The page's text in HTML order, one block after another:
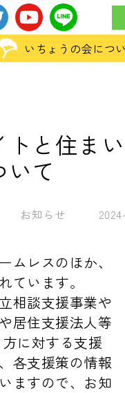
いちょうの会につ
と住ま
て
お知らせ
レスのほか、
います。
相談支援事業や
居住支援法人等
に対する支援
各支援策の情報
ますので、お知